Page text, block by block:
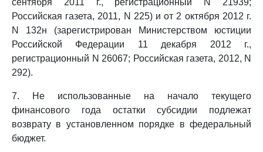
сентября 2011 г., регистрационный N 21939;
Российская газета, 2011, N 225) и от 2 октября 2012 г.
N 132н (зарегистрирован Министерством юстиции
Российской Федерации 11 декабря 2012 г.,
регистрационный N 26067; Российская газета, 2012, N
292).
7. Не использованные на начало текущего
финансового года остатки субсидии подлежат
возврату в установленном порядке в федеральный
бюджет.